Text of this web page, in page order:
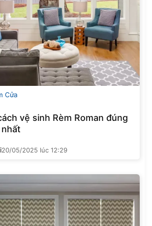
Cửa
vệ sinh Rèm Roman đúng
20/05/2025 lúc 12:29